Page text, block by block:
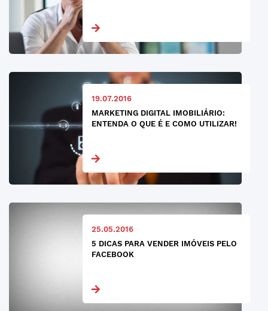
19.07.2016
MARKETING DIGITAL IMOBILIÁRIO:
ENTENDA O QUE É E COMO UTILIZAR!
25.05.2016
5 DICAS PARA VENDER IMÓVEIS PELO
FACEBOOK